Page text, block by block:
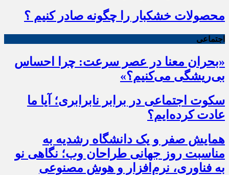
محصولات خشکبار را چگونه صادر کنیم ؟
اجتماعی
«بحران معنا در عصر سرعت: چرا احساس
بی‌ریشگی می‌کنیم؟»
سکوت اجتماعی در برابر نابرابری؛ آیا ما
عادت کرده‌ایم؟
همایش صفر و یک دانشگاه رشدیه به
مناسبت روز جهانی طراحان وب؛ نگاهی نو
به فناوری، نرم‌افزار و هوش مصنوعی